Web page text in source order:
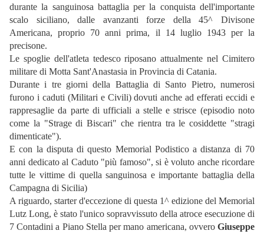
durante la sanguinosa battaglia per la conquista dell'importante
scalo siciliano, dalle avanzanti forze della 45^ Divisone
Americana, proprio 70 anni prima, il 14 luglio 1943 per la
precisone.
Le spoglie dell'atleta tedesco riposano attualmente nel Cimitero
militare di Motta Sant'Anastasia in Provincia di Catania.
Durante i tre giorni della Battaglia di Santo Pietro, numerosi
furono i caduti (Militari e Civili) dovuti anche ad efferati eccidi e
rappresaglie da parte di ufficiali a stelle e strisce (episodio noto
come la "Strage di Biscari" che rientra tra le cosiddette "stragi
dimenticate").
E con la disputa di questo Memorial Podistico a distanza di 70
anni dedicato al Caduto "più famoso", si è voluto anche ricordare
tutte le vittime di quella sanguinosa e importante battaglia della
Campagna di Sicilia)
A riguardo, starter d'eccezione di questa 1^ edizione del Memorial
Lutz Long, è stato l'unico sopravvissuto della atroce esecuzione di
7 Contadini a Piano Stella per mano americana, ovvero Giuseppe